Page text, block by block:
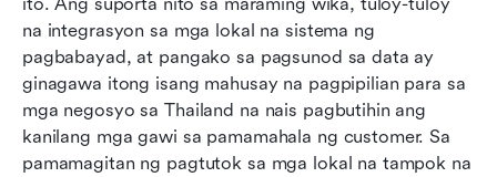
na integrasyon sa mga lokal na sistema ng
pagbabayad, at pangako sa pagsunod sa data ay
ginagawa itong isang mahusay na pagpipilian para sa
mga negosyo sa Thailand na nais pagbutihin ang
kanilang mga gawi sa pamamahala ng customer. Sa
pamamagitan ng pagtutok sa mga lokal na tampok na